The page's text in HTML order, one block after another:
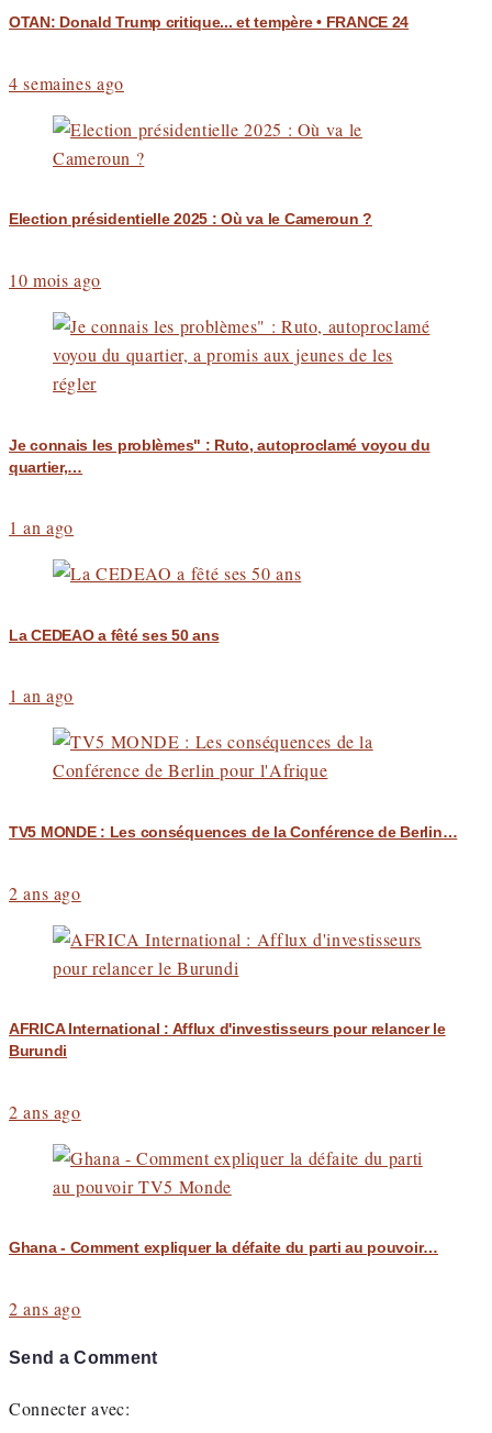
OTAN: Donald Trump critique... et tempère • FRANCE 24
4 semaines ago
Election présidentielle 2025 : Où va le Cameroun ?
10 mois ago
Je connais les problèmes" : Ruto, autoproclamé voyou du
quartier,…
1 an ago
La CEDEAO a fêté ses 50 ans
1 an ago
TV5 MONDE : Les conséquences de la Conférence de Berlin…
2 ans ago
AFRICA International : Afflux d'investisseurs pour relancer le
Burundi
2 ans ago
Ghana - Comment expliquer la défaite du parti au pouvoir…
2 ans ago
Send a Comment
Connecter avec: